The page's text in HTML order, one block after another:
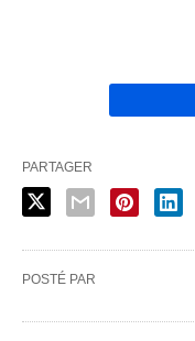
PARTAGER
POSTÉ PAR